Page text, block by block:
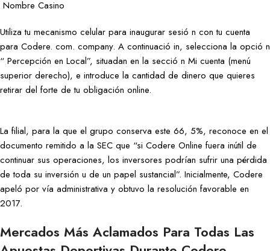
​ Nombre Casino
Utiliza tu mecanismo celular para inaugurar sesió n con tu cuenta
para Codere. com. company. A continuació in, selecciona la opció n
“ Percepción en Local”, situadan en la secció n Mi cuenta (menú
superior derecho), e introduce la cantidad de dinero que quieres
retirar del forte de tu obligación online.
La filial, para la que el grupo conserva este 66, 5%, reconoce en el
documento remitido a la SEC que “si Codere Online fuera inútil de
continuar sus operaciones, los inversores podrían sufrir una pérdida
de toda su inversión u de un papel sustancial”. Inicialmente, Codere
apeló por vía administrativa y obtuvo la resolución favorable en
2017.
Mercados Más Aclamados Para Todas Las